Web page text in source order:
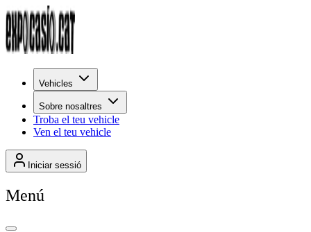
Vehicles
Sobre nosaltres
Troba el teu vehicle
Ven el teu vehicle
Iniciar sessió
Menú